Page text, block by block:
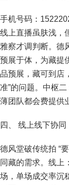
手机号码：
线上直播虽肤浅，
雅察才调判断。德
预展于体，为藏提
品预展，藏可到店
准”的问题。中枢
薄团队都会费提供
四、 线上线下协同
德风堂破传统拍 “
同藏的需求。线上
场，单场成交率沉